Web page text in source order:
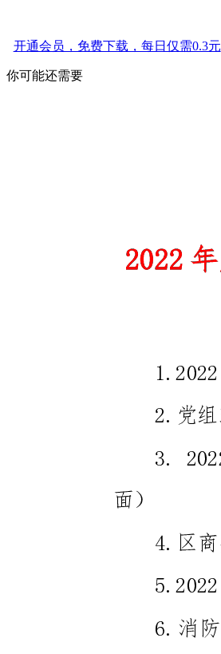
开通会员，免费下载，每日仅需0.3元
你可能还需要